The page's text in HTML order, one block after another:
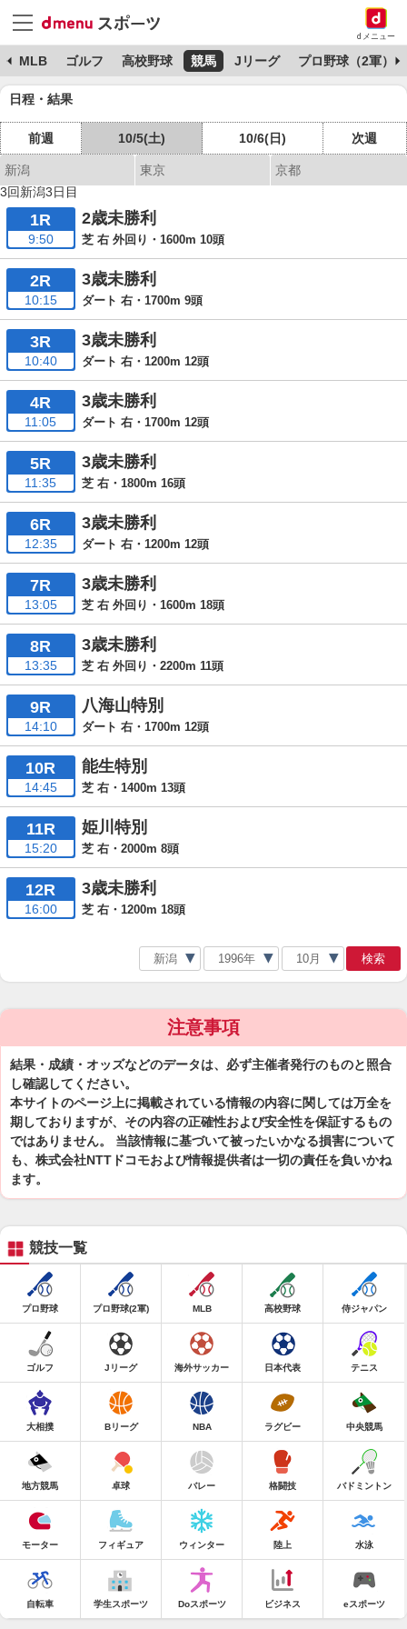
dメニュー
MLB ゴルフ 高校野球 競馬 Jリーグ プロ野球（2軍）
日程・結果
前週 10/5(土) 10/6(日) 次週
新潟 東京
京都
3回新潟3日目
1R
9:50
2歳未勝利
芝 右 外回り・1600m 10頭
2R
10:15
3歳未勝利
ダート 右・1700m 9頭
3R
10:40
3歳未勝利
ダート 右・1200m 12頭
4R
11:05
3歳未勝利
ダート 右・1700m 12頭
5R
11:35
3歳未勝利
芝 右・1800m 16頭
6R
12:35
3歳未勝利
ダート 右・1200m 12頭
7R
13:05
3歳未勝利
芝 右 外回り・1600m 18頭
8R
13:35
3歳未勝利
芝 右 外回り・2200m 11頭
9R
14:10
八海山特別
ダート 右・1700m 12頭
10R
14:45
能生特別
芝 右・1400m 13頭
11R
15:20
姫川特別
芝 右・2000m 8頭
12R
16:00
3歳未勝利
芝 右・1200m 18頭
検索
注意事項
結果・成績・オッズなどのデータは、必ず主催者発行のものと照合
し確認してください。
本サイトのページ上に掲載されている情報の内容に関しては万全を
期しておりますが、その内容の正確性および安全性を保証するもの
ではありません。 当該情報に基づいて被ったいかなる損害について
も、株式会社NTTドコモおよび情報提供者は一切の責任を負いかね
ます。
競技一覧
プロ野球 プロ野球(2軍) MLB 高校野球 侍ジャパン
ゴルフ Jリーグ 海外サッカー 日本代表 テニス
大相撲 Bリーグ NBA ラグビー 中央競馬
地方競馬 卓球 バレー 格闘技 バドミントン
モーター フィギュア ウィンター 陸上 水泳
自転車 学生スポーツ Doスポーツ ビジネス eスポーツ